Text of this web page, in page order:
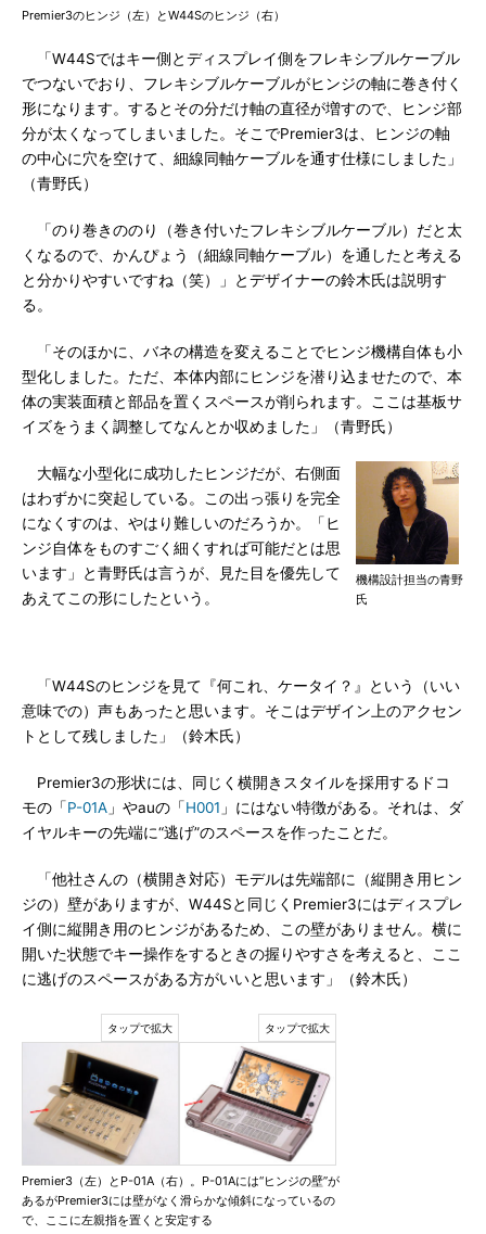
Premier3のヒンジ（左）とW44Sのヒンジ（右）
「W44Sではキー側とディスプレイ側をフレキシブルケーブル
でつないでおり、フレキシブルケーブルがヒンジの軸に巻き付く
形になります。するとその分だけ軸の直径が増すので、ヒンジ部
分が太くなってしまいました。そこでPremier3は、ヒンジの軸
の中心に穴を空けて、細線同軸ケーブルを通す仕様にしました」
（青野氏）
「のり巻きののり（巻き付いたフレキシブルケーブル）だと太
くなるので、かんぴょう（細線同軸ケーブル）を通したと考える
と分かりやすいですね（笑）」とデザイナーの鈴木氏は説明す
る。
「そのほかに、バネの構造を変えることでヒンジ機構自体も小
型化しました。ただ、本体内部にヒンジを潜り込ませたので、本
体の実装面積と部品を置くスペースが削られます。ここは基板サ
イズをうまく調整してなんとか収めました」（青野氏）
機構設計担当の青野
氏
大幅な小型化に成功したヒンジだが、右側面
はわずかに突起している。この出っ張りを完全
になくすのは、やはり難しいのだろうか。「ヒ
ンジ自体をものすごく細くすれば可能だとは思
います」と青野氏は言うが、見た目を優先して
あえてこの形にしたという。
「W44Sのヒンジを見て『何これ、ケータイ？』という（いい
意味での）声もあったと思います。そこはデザイン上のアクセン
トとして残しました」（鈴木氏）
Premier3の形状には、同じく横開きスタイルを採用するドコ
モの「P-01A 」やauの「H001 」にはない特徴がある。それは、ダ
イヤルキーの先端に“逃げ”のスペースを作ったことだ。
「他社さんの（横開き対応）モデルは先端部に（縦開き用ヒン
ジの）壁がありますが、W44Sと同じくPremier3にはディスプレ
イ側に縦開き用のヒンジがあるため、この壁がありません。横に
開いた状態でキー操作をするときの握りやすさを考えると、ここ
に逃げのスペースがある方がいいと思います」（鈴木氏）
Premier3（左）とP-01A（右）。P-01Aには“ヒンジの壁”が
あるがPremier3には壁がなく滑らかな傾斜になっているの
で、ここに左親指を置くと安定する